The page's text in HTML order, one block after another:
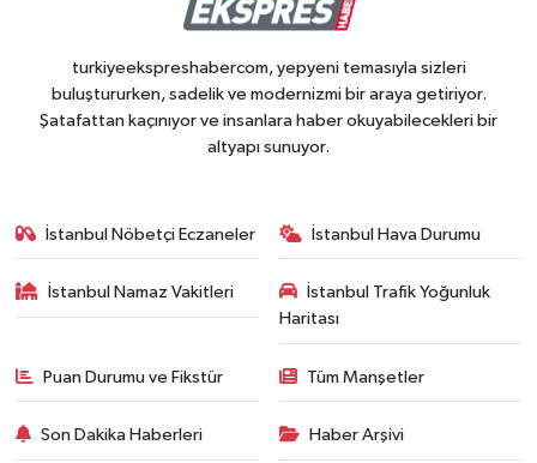
turkiyeekspreshabercom, yepyeni temasıyla sizleri
buluştururken, sadelik ve modernizmi bir araya getiriyor.
Şatafattan kaçınıyor ve insanlara haber okuyabilecekleri bir
altyapı sunuyor.
İstanbul Nöbetçi Eczaneler İstanbul Hava Durumu
İstanbul Namaz Vakitleri
İstanbul Trafik Yoğunluk
Haritası
Puan Durumu ve Fikstür Tüm Manşetler
Son Dakika Haberleri Haber Arşivi